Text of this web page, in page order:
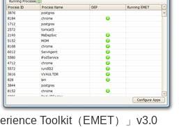
erience Toolkit（EMET）」v3.0